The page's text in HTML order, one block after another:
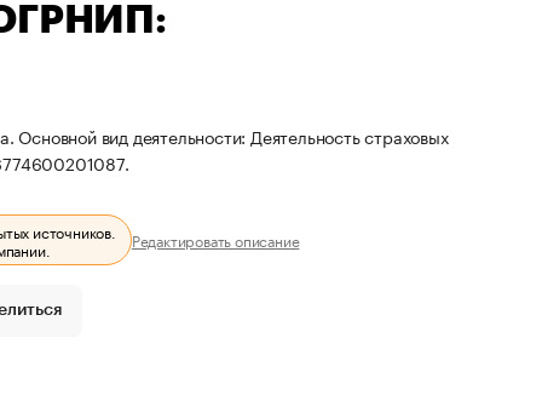
вид деятельности: Деятельность страховых
источников.
Редактировать описание